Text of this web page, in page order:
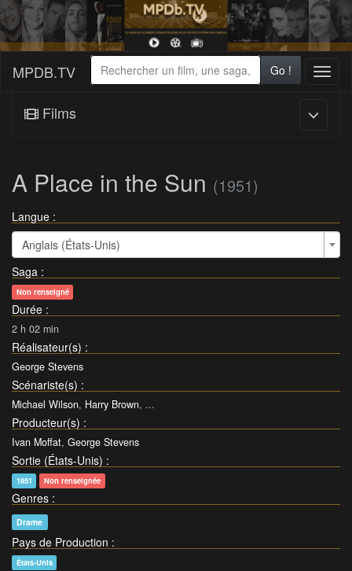
MPDB.TV Go !
Films
A Place in the Sun (1951)
Langue :
Anglais (États-Unis)
Saga :
Non renseigné
Durée :
2 h 02 min
Réalisateur(s) :
George Stevens
Scénariste(s) :
Michael Wilson, Harry Brown, ...
Producteur(s) :
Ivan Moffat, George Stevens
Sortie (États-Unis) :
1951 Non renseignée
Genres :
Drame
Pays de Production :
États-Unis